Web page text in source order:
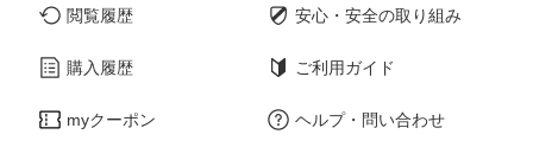
閲覧履歴
購入履歴
myクーポン
安心・安全の取り組み
ご利用ガイド
ヘルプ・問い合わせ